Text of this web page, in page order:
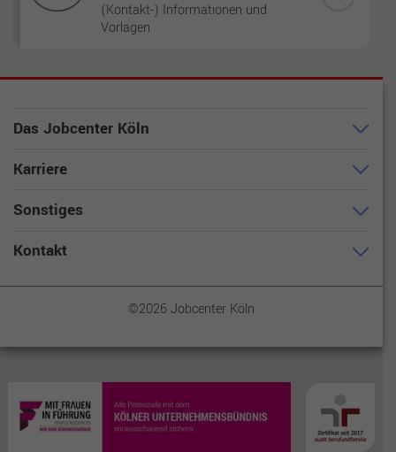
(Kontakt-) Informationen und
Vorlagen
Das Jobcenter Köln
Karriere
Sonstiges
Kontakt
©2026 Jobcenter Köln